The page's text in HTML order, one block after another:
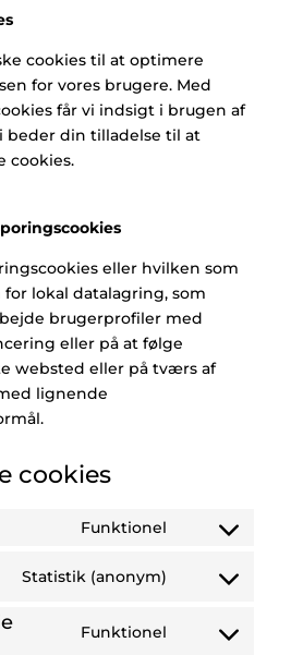
cookies til at optimere
for vores brugere. Med
får vi indsigt i brugen af
beder din tilladelse til at
cookies.
eller hvilken som
lokal datalagring, som
brugerprofiler med
eller på at følge
websted eller på tværs af
lignende
cookies
Funktionel
Consent
service
Statistik (anonym)
Consent
service
Funktionel
Consent